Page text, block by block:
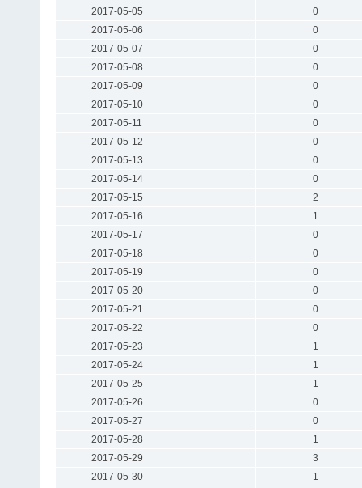
2017-05-05
0
2017-05-06
0
2017-05-07
0
2017-05-08
0
2017-05-09
0
2017-05-10
0
2017-05-11
0
2017-05-12
0
2017-05-13
0
2017-05-14
0
2017-05-15
2
2017-05-16
1
2017-05-17
0
2017-05-18
0
2017-05-19
0
2017-05-20
0
2017-05-21
0
2017-05-22
0
2017-05-23
1
2017-05-24
1
2017-05-25
1
2017-05-26
0
2017-05-27
0
2017-05-28
1
2017-05-29
3
2017-05-30
1